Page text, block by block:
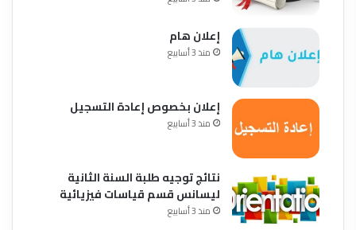
إعلان هام
منذ 3 أسابيع
إعلان بخصوص إعادة التسجيل
منذ 3 أسابيع
نتائج توجيه طلبة السنة الثانية
ليسانس قسم قياسات فيزيائية
منذ 3 أسابيع